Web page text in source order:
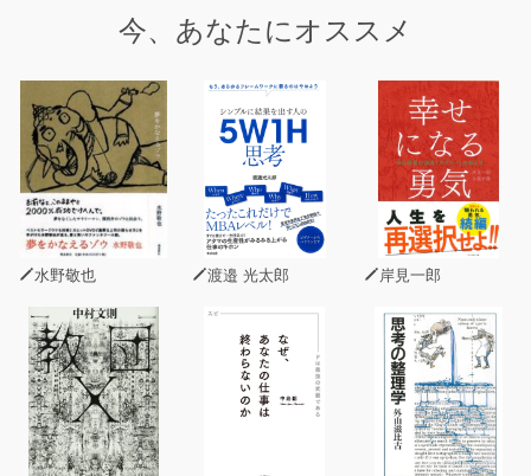
今、あなたにオススメ
水野敬也 渡邉 光太郎 岸見一郎